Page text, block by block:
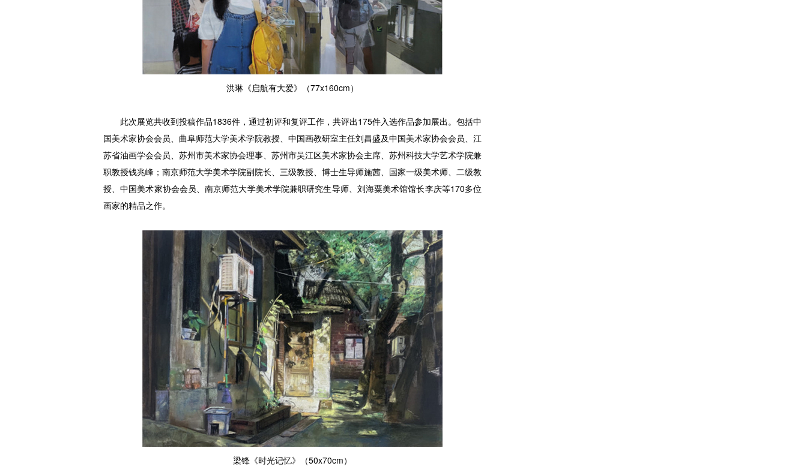
洪琳《启航有大爱》（77x160cm）
此次展览共收到投稿作品1836件，通过初评和复评工作，共评出175件入选作品参加展出。包括中
国美术家协会会员、曲阜师范大学美术学院教授、中国画教研室主任刘昌盛及中国美术家协会会员、江
苏省油画学会会员、苏州市美术家协会理事、苏州市吴江区美术家协会主席、苏州科技大学艺术学院兼
职教授钱兆峰；南京师范大学美术学院副院长、三级教授、博士生导师施茜、国家一级美术师、二级教
授、中国美术家协会会员、南京师范大学美术学院兼职研究生导师、刘海粟美术馆馆长李庆等170多位
画家的精品之作。
梁锋《时光记忆》（50x70cm）